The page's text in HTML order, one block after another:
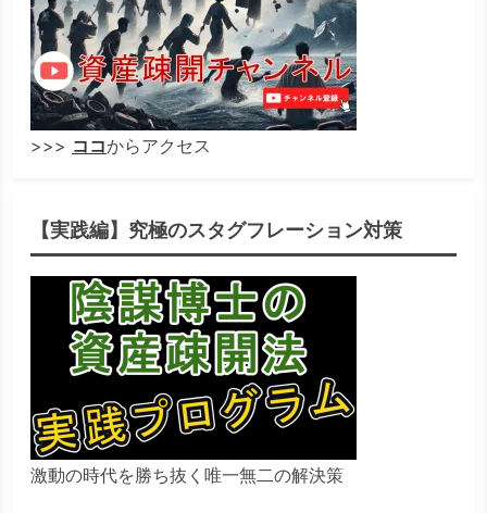
>>> ココからアクセス
【実践編】究極のスタグフレーション対策
激動の時代を勝ち抜く唯一無二の解決策